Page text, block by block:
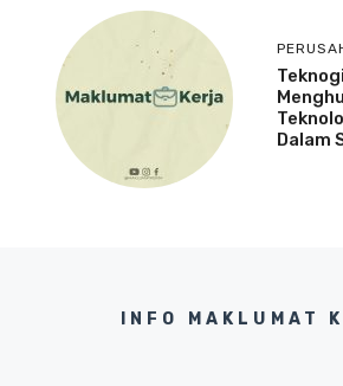
Dalam
INFO MAKLUMAT